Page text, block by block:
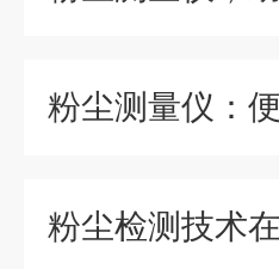
粉尘测量仪：
粉尘检测技术